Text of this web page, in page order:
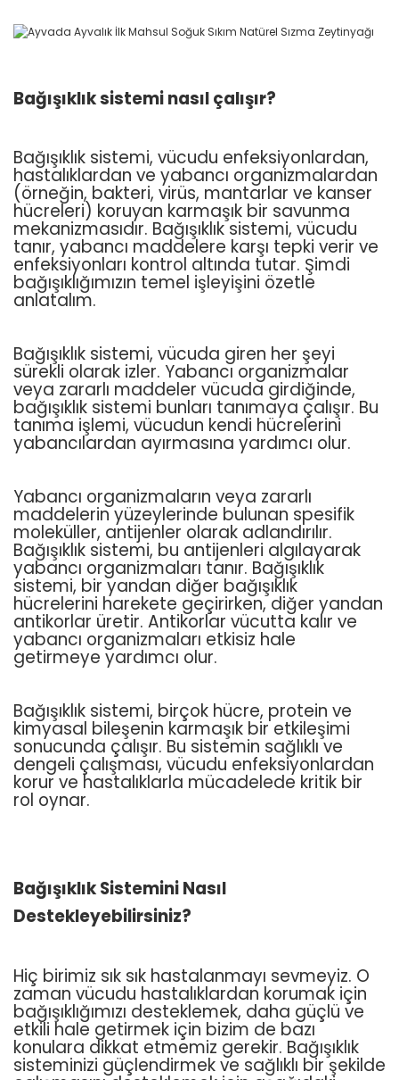
Bağışıklık sistemi nasıl çalışır?
Bağışıklık sistemi, vücudu enfeksiyonlardan,
hastalıklardan ve yabancı organizmalardan
(örneğin, bakteri, virüs, mantarlar ve kanser
hücreleri) koruyan karmaşık bir savunma
mekanizmasıdır. Bağışıklık sistemi, vücudu
tanır, yabancı maddelere karşı tepki verir ve
enfeksiyonları kontrol altında tutar. Şimdi
bağışıklığımızın temel işleyişini özetle
anlatalım.
Bağışıklık sistemi, vücuda giren her şeyi
sürekli olarak izler. Yabancı organizmalar
veya zararlı maddeler vücuda girdiğinde,
bağışıklık sistemi bunları tanımaya çalışır. Bu
tanıma işlemi, vücudun kendi hücrelerini
yabancılardan ayırmasına yardımcı olur.
Yabancı organizmaların veya zararlı
maddelerin yüzeylerinde bulunan spesifik
moleküller, antijenler olarak adlandırılır.
Bağışıklık sistemi, bu antijenleri algılayarak
yabancı organizmaları tanır. Bağışıklık
sistemi, bir yandan diğer bağışıklık
hücrelerini harekete geçirirken, diğer yandan
antikorlar üretir. Antikorlar vücutta kalır ve
yabancı organizmaları etkisiz hale
getirmeye yardımcı olur.
Bağışıklık sistemi, birçok hücre, protein ve
kimyasal bileşenin karmaşık bir etkileşimi
sonucunda çalışır. Bu sistemin sağlıklı ve
dengeli çalışması, vücudu enfeksiyonlardan
korur ve hastalıklarla mücadelede kritik bir
rol oynar.
Bağışıklık Sistemini Nasıl
Destekleyebilirsiniz?
Hiç birimiz sık sık hastalanmayı sevmeyiz. O
zaman vücudu hastalıklardan korumak için
bağışıklığımızı desteklemek, daha güçlü ve
etkili hale getirmek için bizim de bazı
konulara dikkat etmemiz gerekir. Bağışıklık
sisteminizi güçlendirmek ve sağlıklı bir şekilde